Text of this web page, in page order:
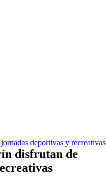
deportivas y recreativas
disfrutan de